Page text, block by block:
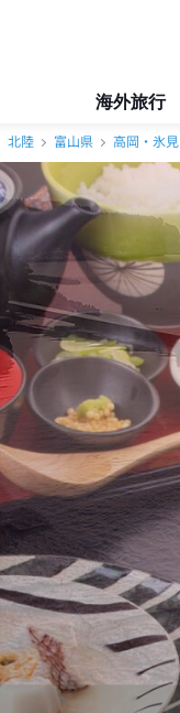
海外旅行
北陸 富山県 高岡・氷見